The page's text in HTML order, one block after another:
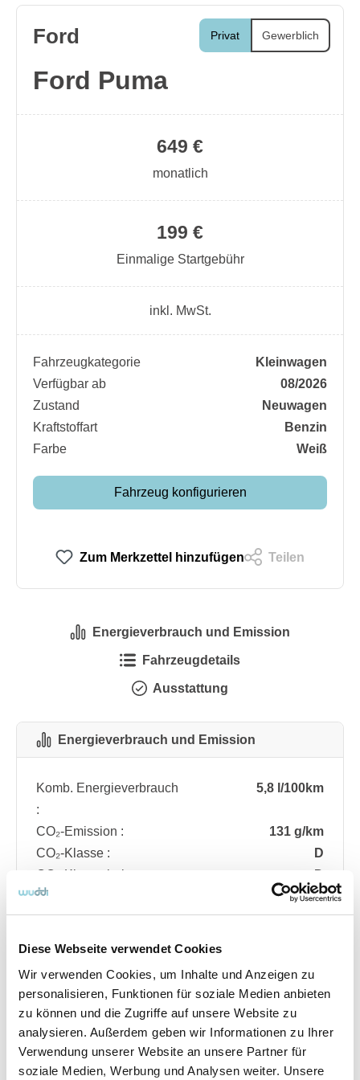
Diese Webseite verwendet Cookies
Wir verwenden Cookies, um Inhalte und Anzeigen zu
personalisieren, Funktionen für soziale Medien anbieten
zu können und die Zugriffe auf unsere Website zu
analysieren. Außerdem geben wir Informationen zu Ihrer
Verwendung unserer Website an unsere Partner für
soziale Medien, Werbung und Analysen weiter. Unsere
Privat Gewerblich
Ford
Ford Puma
199 €
Einmalige Startgebühr
649 €
monatlich
inkl. MwSt.
Fahrzeugkategorie
Kleinwagen
Verfügbar ab
08/2026
Zustand
Neuwagen
Kraftstoffart
Benzin
Farbe
Weiß
Fahrzeug konfigurieren
Zum Merkzettel hinzufügen Teilen
Energieverbrauch und Emission
Fahrzeugdetails
Ausstattung
Energieverbrauch und Emission
Komb. Energieverbrauch
:
5,8 l/100km
CO₂-Emission :
131 g/km
CO₂-Klasse :
D
CO₂-Klasse bei
entladener Batterie :
D
Fahrzeugdetails
Angebotsnummer
ABO74.392
Ausstattungslinie
ST Line
Verfügbar ab